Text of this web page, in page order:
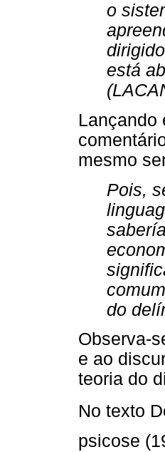
o
está
Lançando
mesmo
Pois,
do
Observa-
e ao
teoria do
No texto
psicose